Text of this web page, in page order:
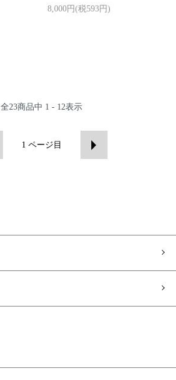
8,000円(税593円)
全23商品中 1 - 12表示
1 ページ目